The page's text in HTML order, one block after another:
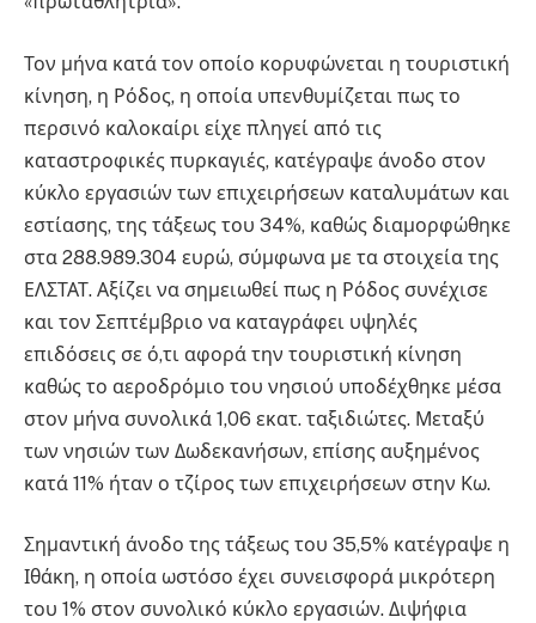
Τον μήνα κατά τον οποίο κορυφώνεται η τουριστική
κίνηση, η Ρόδος, η οποία υπενθυμίζεται πως το
περσινό καλοκαίρι είχε πληγεί από τις
καταστροφικές πυρκαγιές, κατέγραψε άνοδο στον
κύκλο εργασιών των επιχειρήσεων καταλυμάτων και
εστίασης, της τάξεως του 34%, καθώς διαμορφώθηκε
στα 288.989.304 ευρώ, σύμφωνα με τα στοιχεία της
ΕΛΣΤΑΤ. Αξίζει να σημειωθεί πως η Ρόδος συνέχισε
και τον Σεπτέμβριο να καταγράφει υψηλές
επιδόσεις σε ό,τι αφορά την τουριστική κίνηση
καθώς το αεροδρόμιο του νησιού υποδέχθηκε μέσα
στον μήνα συνολικά 1,06 εκατ. ταξιδιώτες. Μεταξύ
των νησιών των Δωδεκανήσων, επίσης αυξημένος
κατά 11% ήταν ο τζίρος των επιχειρήσεων στην Κω.
Σημαντική άνοδο της τάξεως του 35,5% κατέγραψε η
Ιθάκη, η οποία ωστόσο έχει συνεισφορά μικρότερη
του 1% στον συνολικό κύκλο εργασιών. Διψήφια